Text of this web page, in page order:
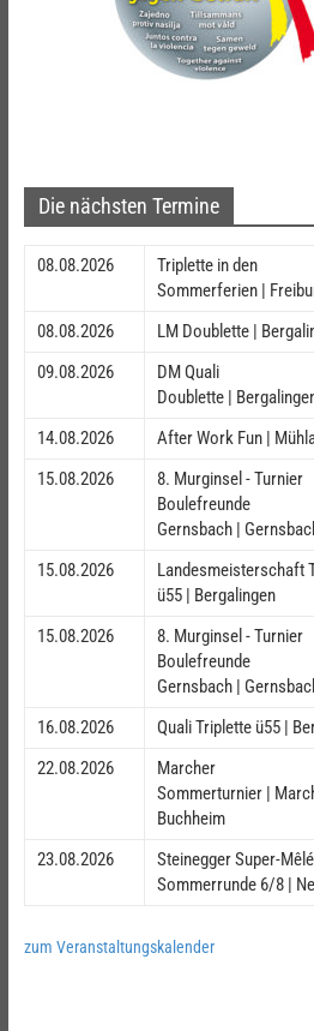
Die nächsten Termine
08.08.2026
Triplette in den
Sommerferien |
08.08.2026
LM Doublette |
09.08.2026
DM Quali
Doublette |
14.08.2026
After Work Fun |
15.08.2026
8. Murginsel - Turnier
Boulefreunde
Gernsbach |
15.08.2026
Landesmeisterschaft
ü55 | Bergalingen
15.08.2026
8. Murginsel - Turnier
Boulefreunde
Gernsbach |
16.08.2026
Quali Triplette ü55 |
22.08.2026
Marcher
Sommerturnier |
Buchheim
23.08.2026
Steinegger Super-
Sommerrunde 6/8 |
zum Veranstaltungskalender